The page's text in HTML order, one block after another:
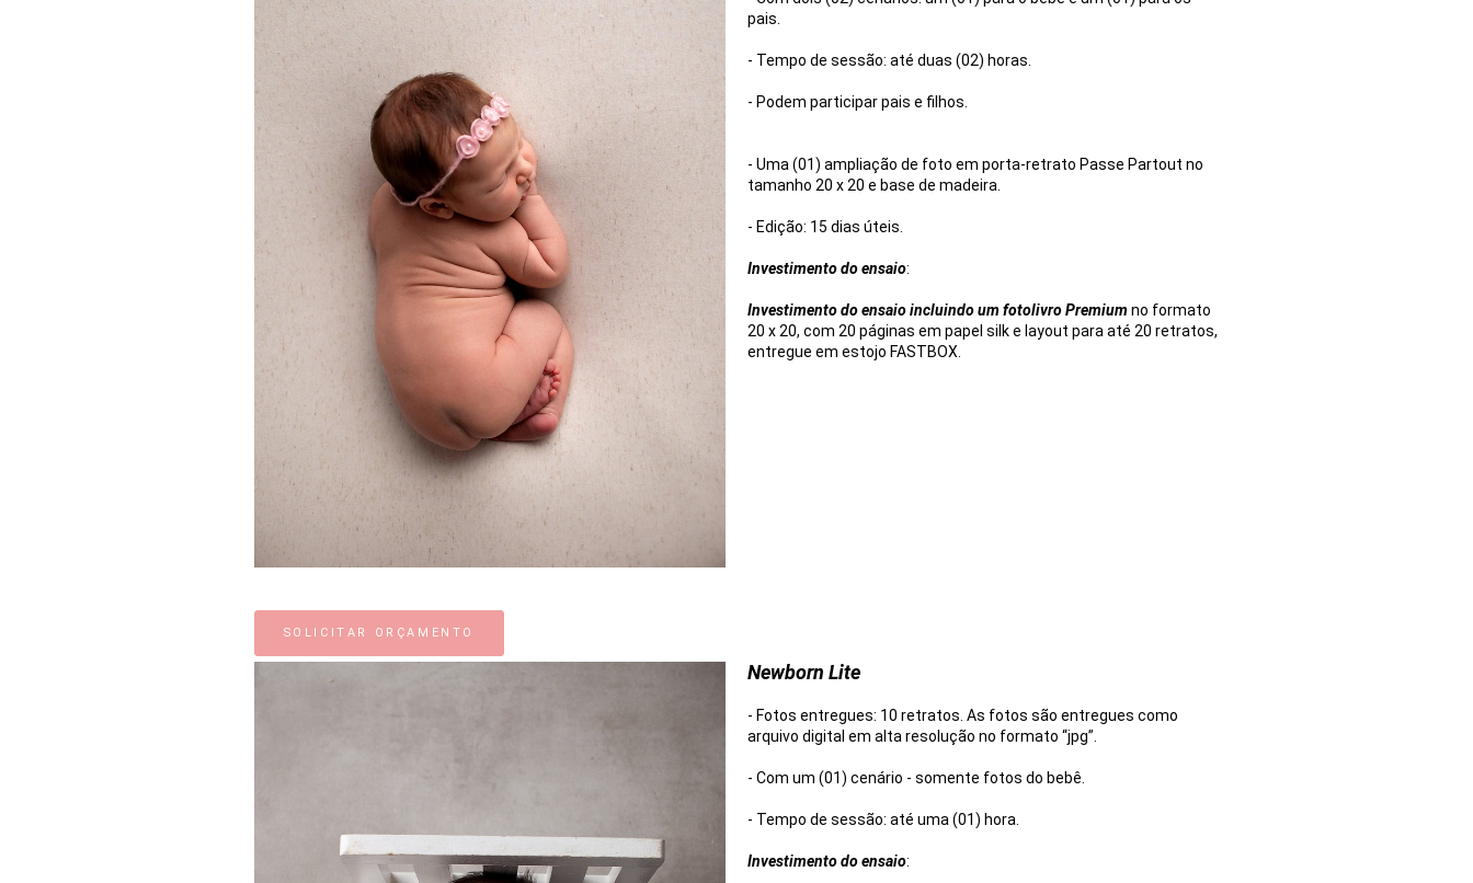
pais.
- Tempo de sessão: até duas (02) horas.
- Podem participar pais e filhos.
- Uma (01) ampliação de foto em porta-retrato Passe Partout no
tamanho 20 x 20 e base de madeira.
- Edição: 15 dias úteis.
Investimento do ensaio:
Investimento do ensaio incluindo um fotolivro Premium no formato
20 x 20, com 20 páginas em papel silk e layout para até 20 retratos,
entregue em estojo FASTBOX.
SOLICITAR ORÇAMENTO
Newborn Lite
- Fotos entregues: 10 retratos. As fotos são entregues como
arquivo digital em alta resolução no formato “jpg”.
- Com um (01) cenário - somente fotos do bebê.
- Tempo de sessão: até uma (01) hora.
Investimento do ensaio: